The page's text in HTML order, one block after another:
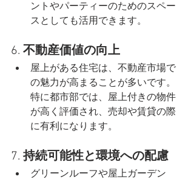
ントやパーティーのためのスペー
スとしても活用できます。
6. 不動産価値の向上
屋上がある住宅は、不動産市場で
の魅力が高まることが多いです。
特に都市部では、屋上付きの物件
が高く評価され、売却や賃貸の際
に有利になります。
7. 持続可能性と環境への配慮
グリーンルーフや屋上ガーデン